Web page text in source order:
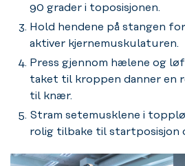
90 grader i toposisjonen.
Hold hendene på stangen
aktiver kjernemuskulaturen.
Press gjennom hælene og
taket til kroppen danner en
til knær.
Stram setemusklene i
rolig tilbake til startposisjon